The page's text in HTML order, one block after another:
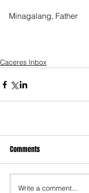
Minagalang, Father
Caceres Inbox
Comments
Write a comment...